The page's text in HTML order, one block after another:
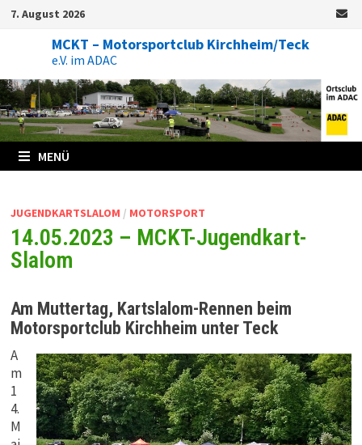
Zum7. August 2026
MCKT – Motorsportclub Kirchheim/Teck
e.V. im ADAC
MENÜ
JUGENDKARTSLALOM / MOTORSPORT
14.05.2023 – MCKT-Jugendkart-
Slalom
Am Muttertag, Kartslalom-Rennen beim
Motorsportclub Kirchheim unter Teck
A
m
1
4.
M